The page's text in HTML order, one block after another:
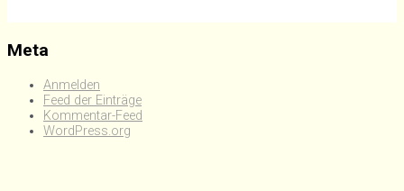
Meta
Anmelden
Feed der Einträge
Kommentar-Feed
WordPress.org